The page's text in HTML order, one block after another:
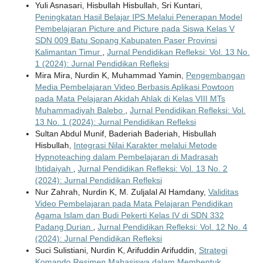
Yuli Asnasari, Hisbullah Hisbullah, Sri Kuntari,
Peningkatan Hasil Belajar IPS Melalui Penerapan Model
Pembelajaran Picture and Picture pada Siswa Kelas V
SDN 009 Batu Sopang Kabupaten Paser Provinsi
Kalimantan Timur
Jurnal Pendidikan Refleksi: Vol. 13 No.
1 (2024): Jurnal Pendidikan Refleksi
Mira Mira, Nurdin K, Muhammad Yamin, Pengembangan
Media Pembelajaran Video Berbasis Aplikasi Powtoon
pada Mata Pelajaran Akidah Ahlak di Kelas VIII MTs
Muhammadiyah Balebo
Jurnal Pendidikan Refleksi: Vol.
13 No. 1 (2024): Jurnal Pendidikan Refleksi
Sultan Abdul Munif, Baderiah Baderiah, Hisbullah
Hisbullah, Integrasi Nilai Karakter melalui Metode
Hypnoteaching dalam Pembelajaran di Madrasah
Ibtidaiyah
Jurnal Pendidikan Refleksi: Vol. 13 No. 2
(2024): Jurnal Pendidikan Refleksi
Nur Zahrah, Nurdin K, M. Zuljalal Al Hamdany, Validitas
Video Pembelajaran pada Mata Pelajaran Pendidikan
Agama Islam dan Budi Pekerti Kelas IV di SDN 332
Padang Durian
Jurnal Pendidikan Refleksi: Vol. 12 No. 4
(2024): Jurnal Pendidikan Refleksi
Suci Sulistiani, Nurdin K, Arifuddin Arifuddin, Strategi